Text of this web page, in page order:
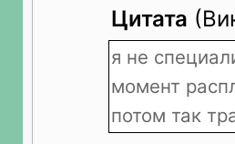
Цитата
я не
момент
потом так